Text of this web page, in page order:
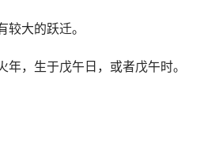
大的跃迁。
，生于戊午日，或者戊午时。